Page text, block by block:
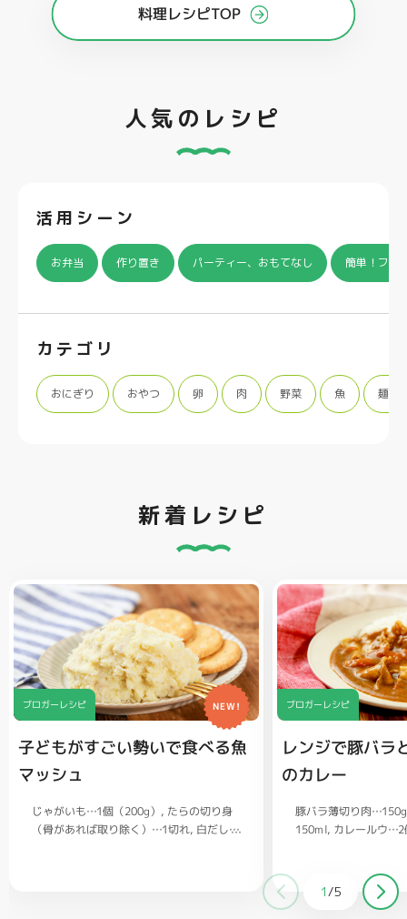
料理レシピTOP
人気のレシピ
活用シーン
お弁当 作り置き パーティー、おもてなし 簡単！フラ
カテゴリ
おにぎり おやつ 卵 肉 野菜 魚 麺類
新着レシピ
ブロガーレシピ NEW!
子どもがすごい勢いで食べる魚
マッシュ
じゃがいも…1個（200g） たらの切り身
（骨があれば取り除く）…1切れ 白だし…
ブロガーレシピ
レンジで豚バラ
のカレー
豚バラ薄切り肉…150g
150ml カレールウ…2
1/5